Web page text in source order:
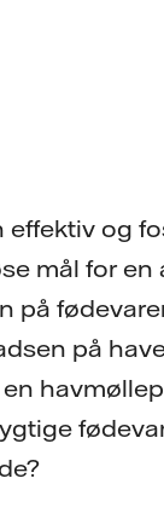
effektiv og
mål for
på
på